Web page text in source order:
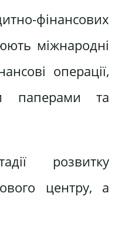
фінансових
міжнародні
операції,
паперами та
розвитку
центру, а